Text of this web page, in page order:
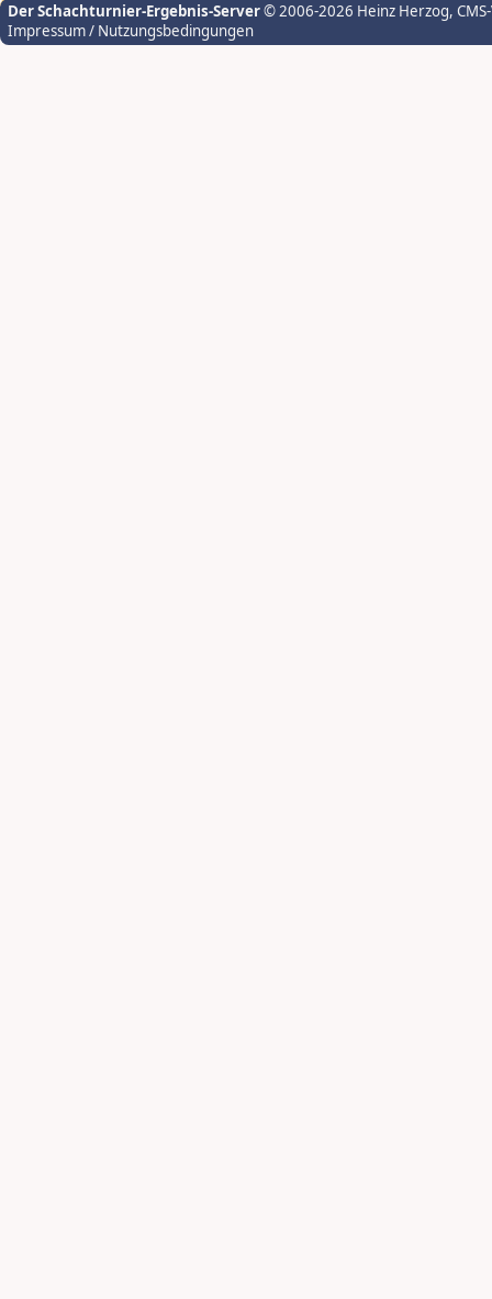
Der Schachturnier-Ergebnis-Server© 2006-2026 Heinz Herzog,
Impressum / Nutzungsbedingungen